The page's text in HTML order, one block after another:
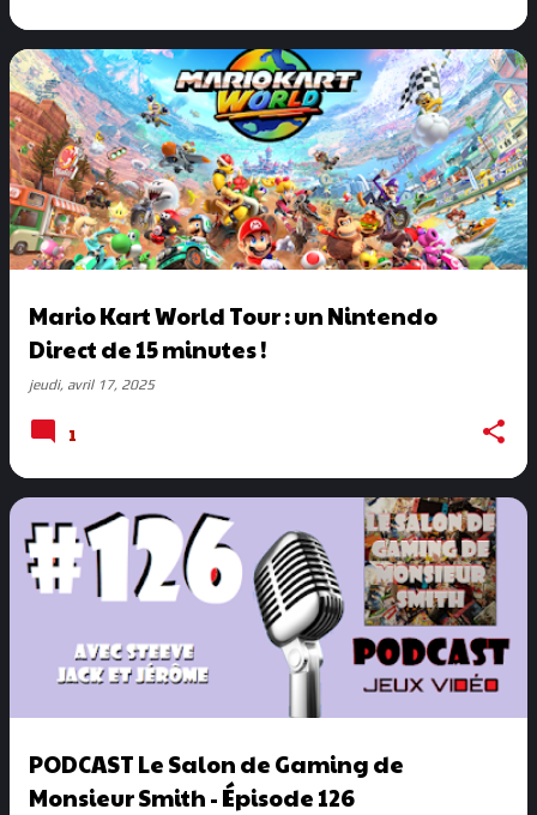
Mario Kart World Tour : un Nintendo
Direct de 15 minutes !
jeudi, avril 17, 2025
1
PODCAST Le Salon de Gaming de
Monsieur Smith - Épisode 126